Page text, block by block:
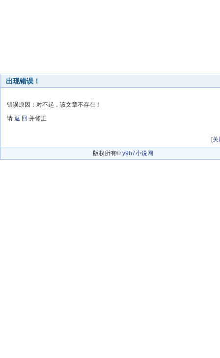
出现错误！
错误原因：对不起，该文章不存在！
请 返 回 并修正
[关
版权所有© y9h7小说网